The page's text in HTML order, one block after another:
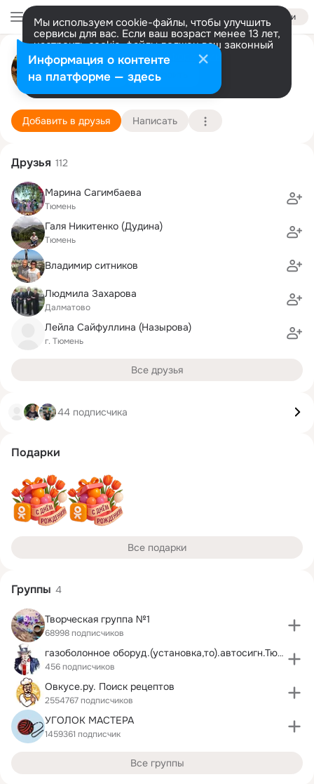
Войти
Мы используем cookie-файлы, чтобы улучшить
сервисы для вас. Если ваш возраст менее 13 лет,
настроить cookie-файлы должен ваш законный
представитель. Больше информации
Разрешить все Настроить
Татьяна Захарова
Тюмень
8 июля (67 лет)
2 школа им. А.С. ПоповаПодробнее
Добавить в друзья Написать
Друзья 112
Марина Сагимбаева
Тюмень
Галя Никитенко (Дудина)
Тюмень
Владимир ситников
Людмила Захарова
Далматово
Лейла Сайфуллина (Назырова)
г. Тюмень
Все друзья
44 подписчика
Подарки
Все подарки
Группы 4
Творческая группа №1
68998 подписчиков
газоболонное оборуд.(установка,то).автосигн.Тюмень
456 подписчиков
Овкусе.ру. Поиск рецептов
2554767 подписчиков
УГОЛОК МАСТЕРА
1459361 подписчик
Все группы
Информация о контенте
на платформе — здесь